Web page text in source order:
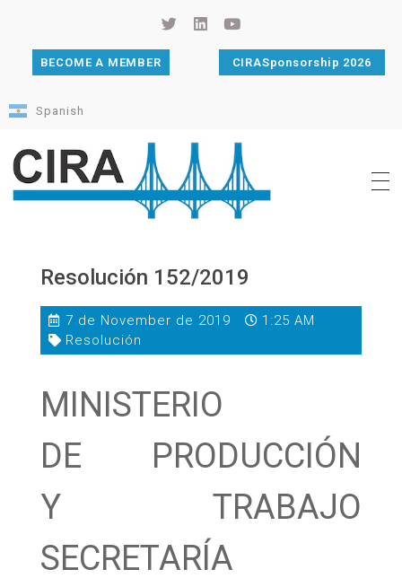
BECOME A MEMBER CIRASponsorship 2026
Spanish
Resolución 152/2019
7 de November de 2019
1:25 AM
Resolución
MINISTERIO
DE PRODUCCIÓN
Y TRABAJO
SECRETARÍA